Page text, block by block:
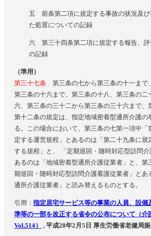
五 前条第二項に規定する事故の状況及び
た処置についての記録
六 第三十四条第二項に規定する報告、評
の記録
（準用）
第三十七条 第三条の七から第三条の十一まで
第三条の十六まで、第三条の十八、第三条の二
六、第三条の三十二から第三条の三十六まで、
第十二条の規定は、指定地域密着型通所介護の
る。この場合において、第三条の七第一項中「
定する運営規程」とあるのは「第二十九条に規
する規程」と、 「定期巡回・随時対応型訪問介
あるのは「地域密着型通所介護従業者」と、第
期巡回・随時対応型訪問介護看護従業者」とあ
通所介護従業者」と読み替えるものとする。
引用： 指定居宅サービス等の事業の人員、設備
準等の一部を改正する省令の公布について（介
Vol.514）
, 平成28年2月5日 厚生労働省老健局